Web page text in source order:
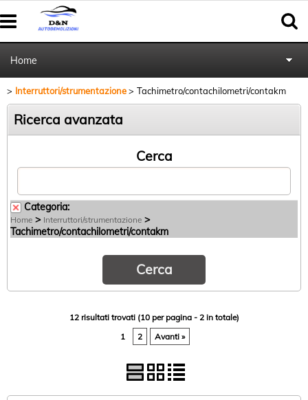
Home
Autoricambi
Interruttori/strumentazione Tachimetro/contachilometri/contakm
Ricerca avanzata
Cerca
Categoria:
Home > Interruttori/strumentazione >
Tachimetro/contachilometri/contakm
12 risultati trovati (10 per pagina - 2 in totale)
1
2 Avanti »